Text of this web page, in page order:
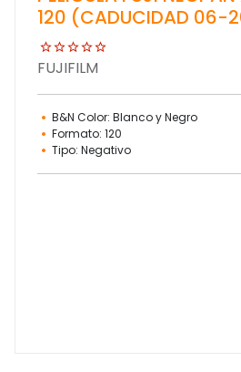
120 (CADUCIDAD 06-
FUJIFILM
B&N Color: Blanco y Negro
Formato: 120
Tipo: Negativo